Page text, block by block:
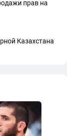
прав на
Казахстана